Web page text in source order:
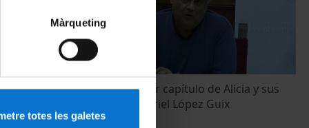
Màrqueting
totes les galetes
El decimotercer capítulo de Alicia y sus
secuelas - Gabriel López Guix
27 Enero, 2016